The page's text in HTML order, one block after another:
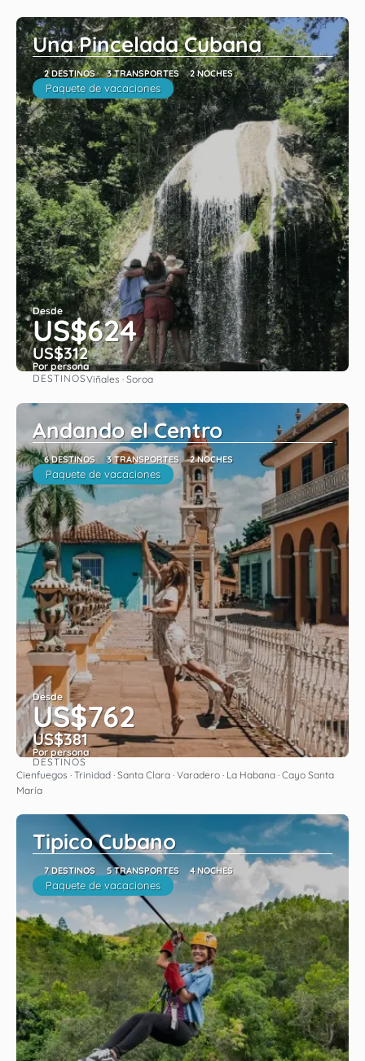
Una Pincelada Cubana
2 DESTINOS 3 TRANSPORTES 2 NOCHES
Paquete de vacaciones
Desde
US$624
US$312
Por persona
DESTINOSViñales · Soroa
Andando el Centro
6 DESTINOS 3 TRANSPORTES 2 NOCHES
Paquete de vacaciones
Desde
US$762
US$381
Por persona
Ver
DESTINOS
Cienfuegos · Trinidad · Santa Clara · Varadero · La Habana · Cayo Santa
María
Tipico Cubano
7 DESTINOS 5 TRANSPORTES 4 NOCHES
Paquete de vacaciones